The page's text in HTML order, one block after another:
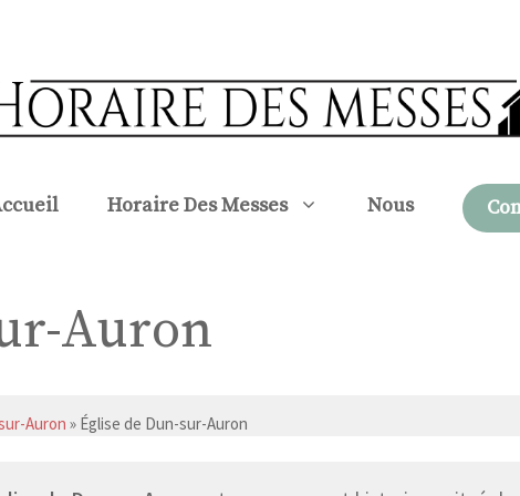
Horaire Des Messes Nous
Auron
Auron » Église de Dun-sur-Auron